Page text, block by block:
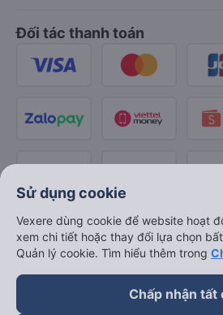
Đối tác thanh toán
Sử dụng cookie
Vexere dùng cookie để website hoạt
xem chi tiết hoặc thay đổi lựa chọn
Quản lý cookie. Tìm hiểu thêm trong
Chấp nhận tất